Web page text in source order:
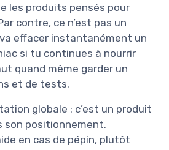
les produits pensés pour
contre, ce n’est pas un
effacer instantanément un
si tu continues à nourrir
quand même garder un
et de tests.
globale : c’est un produit
son positionnement.
en cas de pépin, plutôt